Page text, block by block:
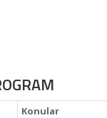
Konular